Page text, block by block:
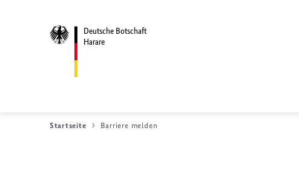
Deutsche Botschaft
Harare
Startseite Barriere melden